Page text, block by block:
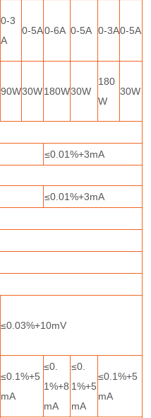
0-3
A
0-5A0-6A 0-5A 0-3A0-5A
90W30W180W30W
180
W
30W
≤0.01%+3mA
≤0.01%+3mA
≤0.03%+10mV
≤0.1%+5
mA
≤0.
1%+8
mA
≤0.
1%+5
mA
≤0.1%+5
mA